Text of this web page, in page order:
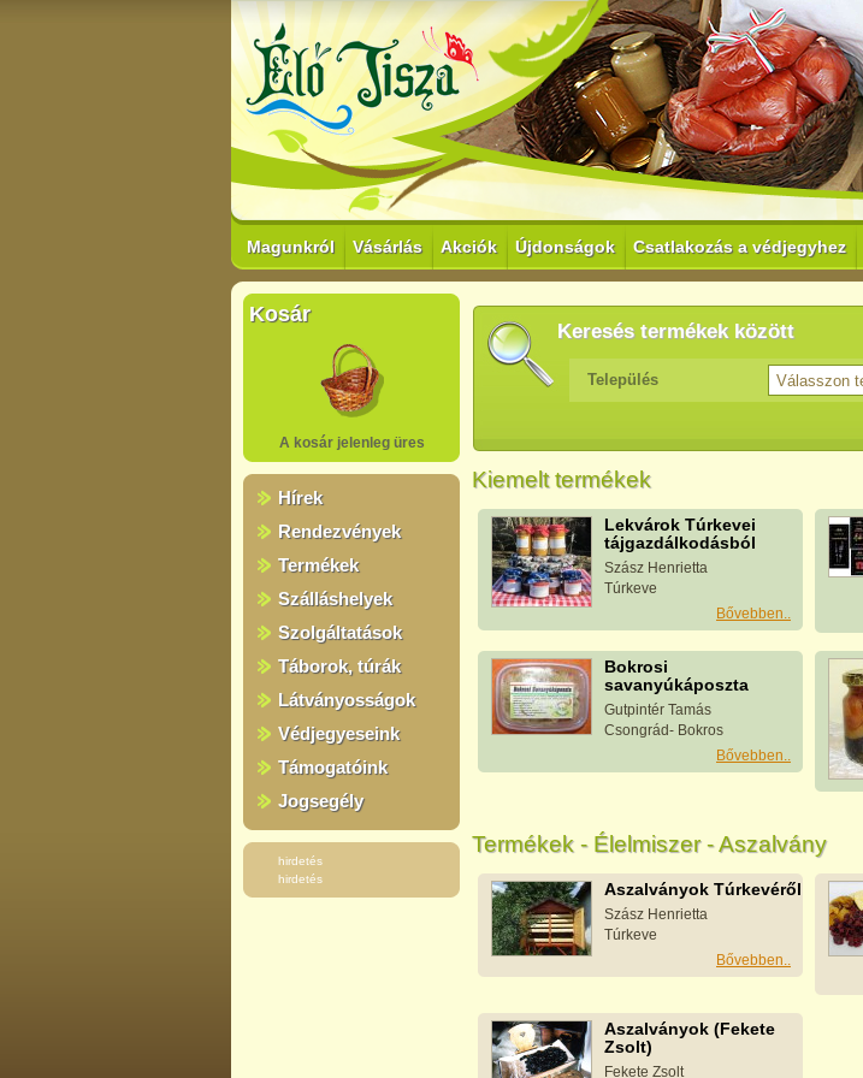
Magunkról Vásárlás Akciók Újdonságok Csatlakozás a védjegyhez
Kosár
A kosár jelenleg üres
Hírek
Rendezvények
Termékek
Szálláshelyek
Szolgáltatások
Táborok, túrák
Látványosságok
Védjegyeseink
Támogatóink
Jogsegély
hirdetés
hirdetés
Keresés termékek között
Település
Kiemelt termékek
Lekvárok Túrkevei
tájgazdálkodásból
Szász Henrietta
Túrkeve
Bővebben..
Bokrosi
savanyúkáposzta
Gutpintér Tamás
Csongrád- Bokros
Bővebben..
Termékek - Élelmiszer - Aszalvány
Aszalványok Túrkevéről
Szász Henrietta
Túrkeve
Bővebben..
Aszalványok (Fekete
Zsolt)
Fekete Zsolt